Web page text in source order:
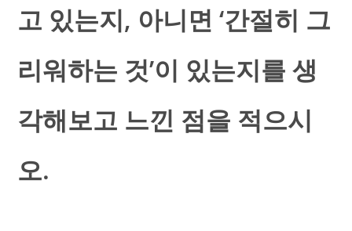
고 있는지, 아니면 ‘간절히 그
리워하는 것’이 있는지를 생
각해보고 느낀 점을 적으시
오.